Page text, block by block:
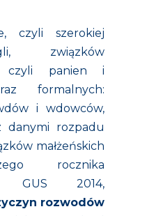
czyli szerokiej
związków
czyli panien i
formalnych:
i wdowców,
danymi rozpadu
małżeńskich
rocznika
GUS 2014,
rozwodów